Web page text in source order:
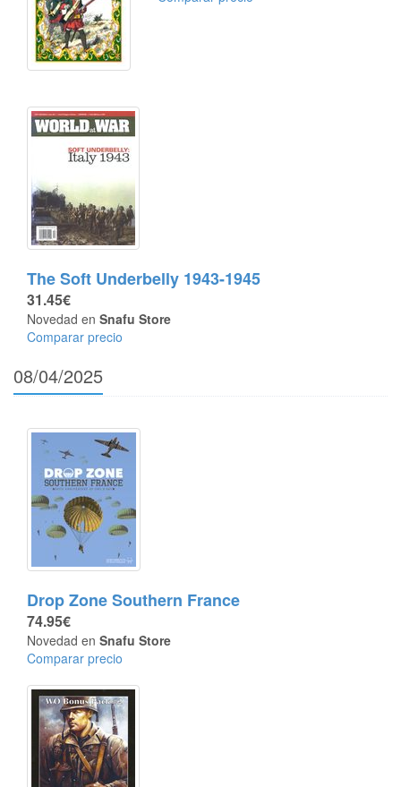
The Soft Underbelly 1943-1945
31.45€
Novedad en Snafu Store
Comparar precio
08/04/2025
Drop Zone Southern France
74.95€
Novedad en Snafu Store
Comparar precio